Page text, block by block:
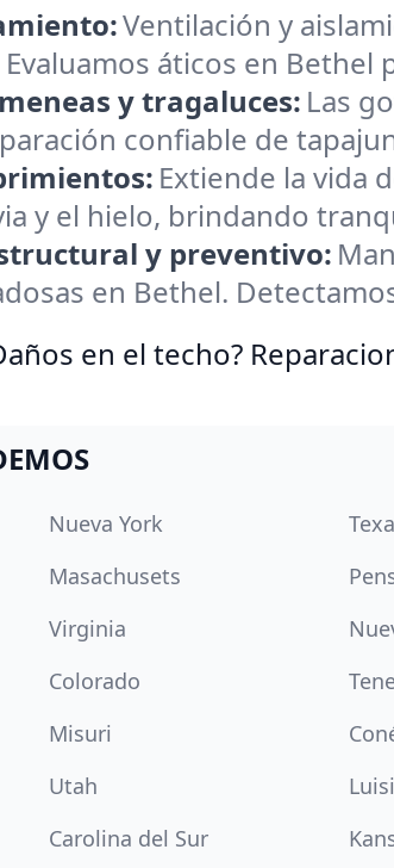
Ventilación y
áticos en
y tragaluces: Las
confiable de
Extiende la vida
y el hielo, brindando
y preventivo:
en Bethel.
en el techo?
Nueva York
Masachusets
Virginia
Colorado
Misuri
Utah
Carolina del Sur